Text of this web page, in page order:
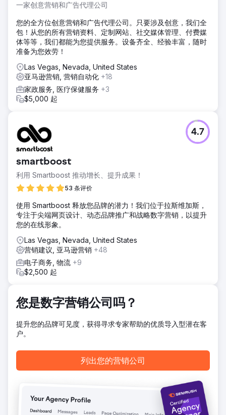
一家创意营销和广告代理公司
您的全方位创意营销和广告代理公司。只要涉及创意，我们全
包！从您的所有营销资料、定制网站、社交媒体管理、付费媒
体等等，我们都能为您提供服务。设备齐全、经验丰富，随时
准备为您效劳！
Las Vegas, Nevada, United States
亚马逊营销, 营销自动化 +18
家政服务, 医疗保健服务 +3
$5,000 起
smartboost
利用 Smartboost 推动增长、提升成果！
53 条评价
4.7
使用 Smartboost 释放您品牌的潜力！我们位于拉斯维加斯，
专注于尖端网页设计、动态品牌推广和战略数字营销，以提升
您的在线形象。
Las Vegas, Nevada, United States
营销建议, 亚马逊营销 +48
电子商务, 物流 +9
$2,500 起
您是数字营销公司吗？
提升您的品牌可见度，获得寻求专家帮助的优质导入型潜在客
户。
列出您的营销公司